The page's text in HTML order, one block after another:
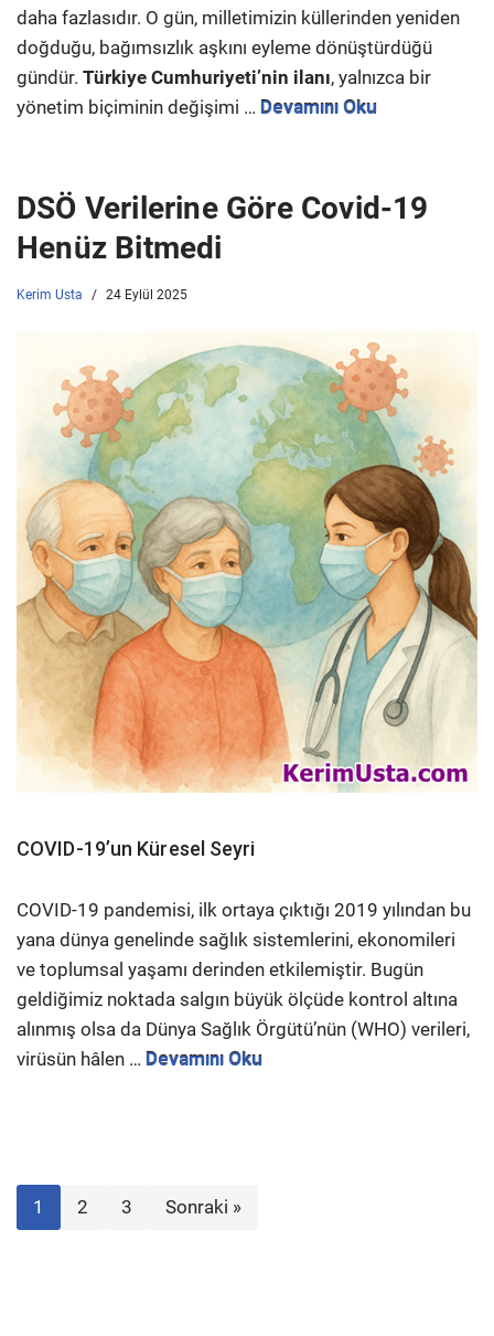
daha fazlasıdır. O gün, milletimizin küllerinden yeniden
doğduğu, bağımsızlık aşkını eyleme dönüştürdüğü
gündür. Türkiye Cumhuriyeti’nin ilanı, yalnızca bir
yönetim biçiminin değişimi … Devamını Oku
DSÖ Verilerine Göre Covid-19
Henüz Bitmedi
Kerim Usta 24 Eylül 2025
COVID-19’un Küresel Seyri
COVID-19 pandemisi, ilk ortaya çıktığı 2019 yılından bu
yana dünya genelinde sağlık sistemlerini, ekonomileri
ve toplumsal yaşamı derinden etkilemiştir. Bugün
geldiğimiz noktada salgın büyük ölçüde kontrol altına
alınmış olsa da Dünya Sağlık Örgütü’nün (WHO) verileri,
virüsün hâlen … Devamını Oku
1 2 3 Sonraki »